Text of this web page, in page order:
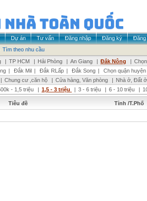
Dự án Tư vấn Đăng nhập Đăng ký
Đăng
Tìm theo nhu cầu
| TP HCM | Hải Phòng | An Giang | Đắk Nông |
| Đắk Mil | Đắk RLấp | Đắk Song |
Chọn quận
| Chung cư ,căn hộ | Cửa hàng, Văn phòng | Nhà ở, Đất ở
- 1,5 triệu | 1,5 - 3 triệu | 3 - 6 triệu | 6 - 10 triệu |
Tiêu đề Tỉnh /T.Phố